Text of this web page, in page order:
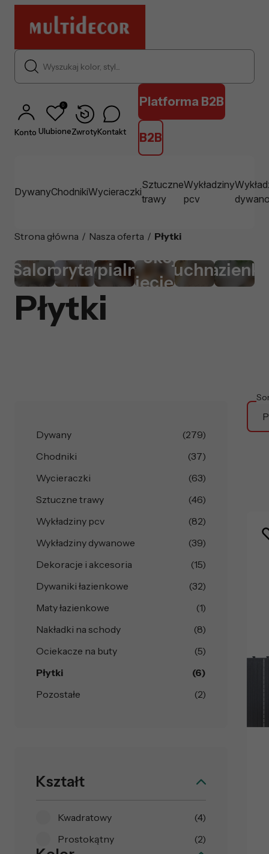
Wyszukaj kolor, styl...
Konto
0
UlubioneZwrotyKontakt
Platforma B2B
B2B
DywanyChodnikiWycieraczki
Sztuczne
trawy
Wykładziny
pcv
Strona główna / Nasza oferta / Płytki
SalonKorytarzSypialnia
Pokój
dziecięcy
Kuchnia
Płytki
Dywany
(279)
Chodniki
(37)
Wycieraczki
(63)
Sztuczne trawy
(46)
Wykładziny pcv
(82)
Wykładziny dywanowe
(39)
Dekoracje i akcesoria
(15)
Dywaniki łazienkowe
(32)
Maty łazienkowe
(1)
Nakładki na schody
(8)
Ociekacze na buty
(5)
Płytki
(6)
Pozostałe
(2)
Kształt
Kwadratowy
(4)
Prostokątny
(2)